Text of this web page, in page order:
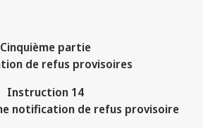
Cinquième partie
de refus provisoires
Instruction 14
notification de refus provisoire